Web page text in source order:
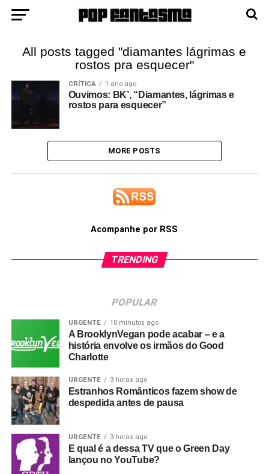
All posts tagged "diamantes lágrimas e
rostos pra esquecer"
CRÍTICA 1 ano ago
Ouvimos: BK’, “Diamantes, lágrimas e
rostos para esquecer”
MORE POSTS
Acompanhe por RSS
TRENDING
POPULAR
URGENTE 10 minutos ago
A BrooklynVegan pode acabar – e a
história envolve os irmãos do Good
Charlotte
URGENTE 3 horas ago
Estranhos Românticos fazem show de
despedida antes de pausa
URGENTE 3 horas ago
E qual é a dessa TV que o Green Day
lançou no YouTube?